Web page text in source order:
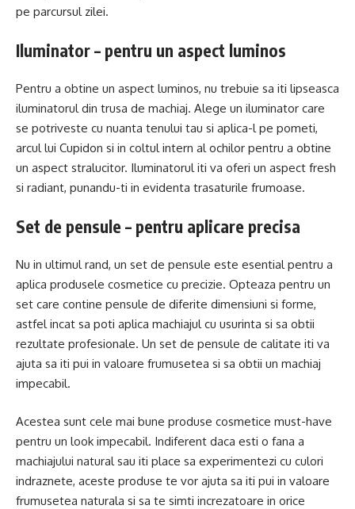
pe parcursul zilei.
Iluminator – pentru un aspect luminos
Pentru a obtine un aspect luminos, nu trebuie sa iti lipseasca
iluminatorul din trusa de machiaj. Alege un iluminator care
se potriveste cu nuanta tenului tau si aplica-l pe pometi,
arcul lui Cupidon si in coltul intern al ochilor pentru a obtine
un aspect stralucitor. Iluminatorul iti va oferi un aspect fresh
si radiant, punandu-ti in evidenta trasaturile frumoase.
Set de pensule – pentru aplicare precisa
Nu in ultimul rand, un set de pensule este esential pentru a
aplica produsele cosmetice cu precizie. Opteaza pentru un
set care contine pensule de diferite dimensiuni si forme,
astfel incat sa poti aplica machiajul cu usurinta si sa obtii
rezultate profesionale. Un set de pensule de calitate iti va
ajuta sa iti pui in valoare frumusetea si sa obtii un machiaj
impecabil.
Acestea sunt cele mai bune produse cosmetice must-have
pentru un look impecabil. Indiferent daca esti o fana a
machiajului natural sau iti place sa experimentezi cu culori
indraznete, aceste produse te vor ajuta sa iti pui in valoare
frumusetea naturala si sa te simti increzatoare in orice